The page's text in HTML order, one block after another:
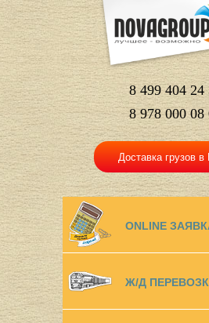
8 499 404 24
8 978 000 08
Доставка грузов
ONLINE
Ж/Д